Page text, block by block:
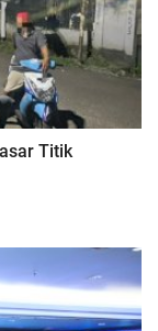
Titik